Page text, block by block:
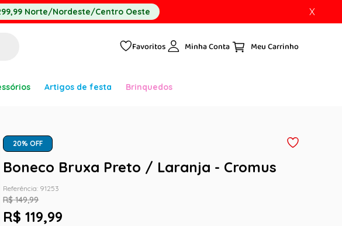
Norte/Nordeste/Centro Oeste X
Favoritos Minha Conta
Artigos de festa Brinquedos
20% OFF
Boneco Bruxa Preto / Laranja - Cromus
Referência: 91253
R$ 149,99
R$ 119,99